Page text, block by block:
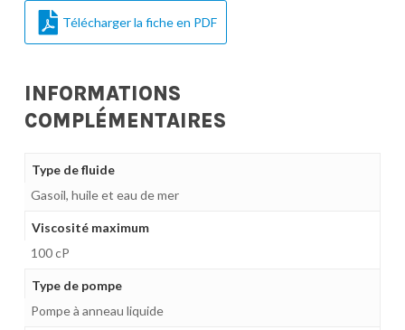
Télécharger la fiche en PDF
INFORMATIONS
COMPLÉMENTAIRES
Type de fluide
Gasoil, huile et eau de mer
Viscosité maximum
100 cP
Type de pompe
Pompe à anneau liquide